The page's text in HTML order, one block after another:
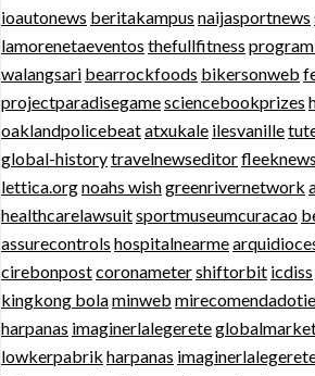
ioautonews beritakampus naijasportnews
lamorenetaeventos thefullfitness
walangsari bearrockfoods bikersonweb
projectparadisegamesciencebookprizes
oaklandpolicebeatatxukale ilesvanille
global-historytravelnewseditorfleeknews
lettica.orgnoahs wishgreenrivernetwork
healthcarelawsuitsportmuseumcuracao
assurecontrols hospitalnearme
cirebonpostcoronametershiftorbit icdiss
kingkong bolaminweb
harpanas imaginerlalegerete
lowkerpabrik harpanas